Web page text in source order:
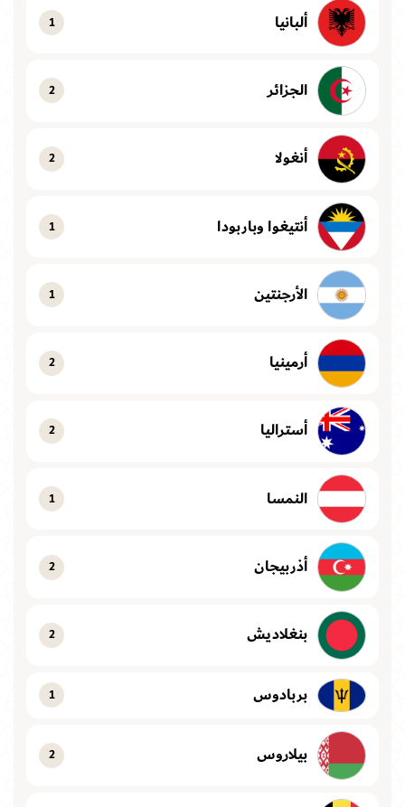
ألبانيا 1
الجزائر 2
أنغولا 2
أنتيغوا وباربودا 1
الأرجنتين 1
أرمينيا 2
أستراليا 2
النمسا 1
أذربيجان 2
بنغلاديش 2
بربادوس 1
بيلاروس 2